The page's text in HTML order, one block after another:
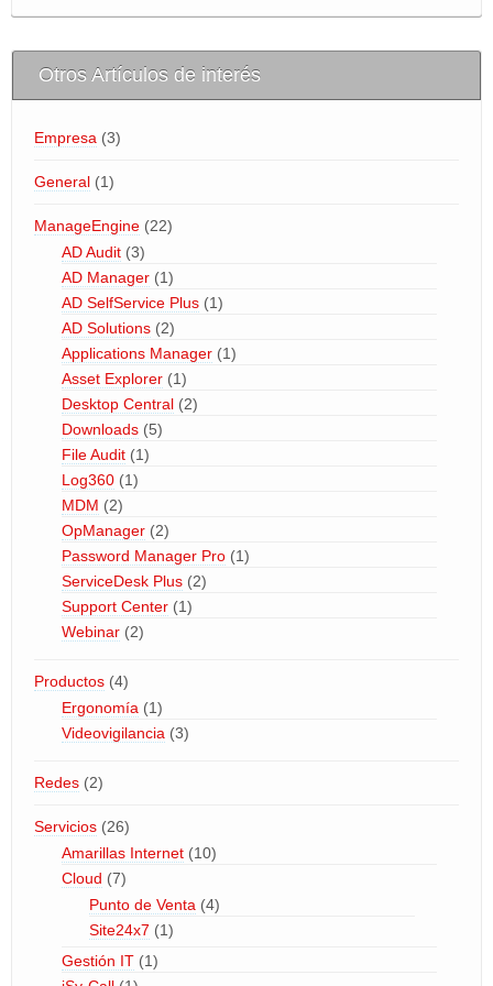
Area de Clientes
Otros Artículos de interés
Empresa (3)
General (1)
ManageEngine (22)
AD Audit (3)
AD Manager (1)
AD SelfService Plus (1)
AD Solutions (2)
Applications Manager (1)
Asset Explorer (1)
Desktop Central (2)
Downloads (5)
File Audit (1)
Log360 (1)
MDM (2)
OpManager (2)
Password Manager Pro (1)
ServiceDesk Plus (2)
Support Center (1)
Webinar (2)
Productos (4)
Ergonomía (1)
Videovigilancia (3)
Redes (2)
Servicios (26)
Amarillas Internet (10)
Cloud (7)
Punto de Venta (4)
Site24x7 (1)
Gestión IT (1)